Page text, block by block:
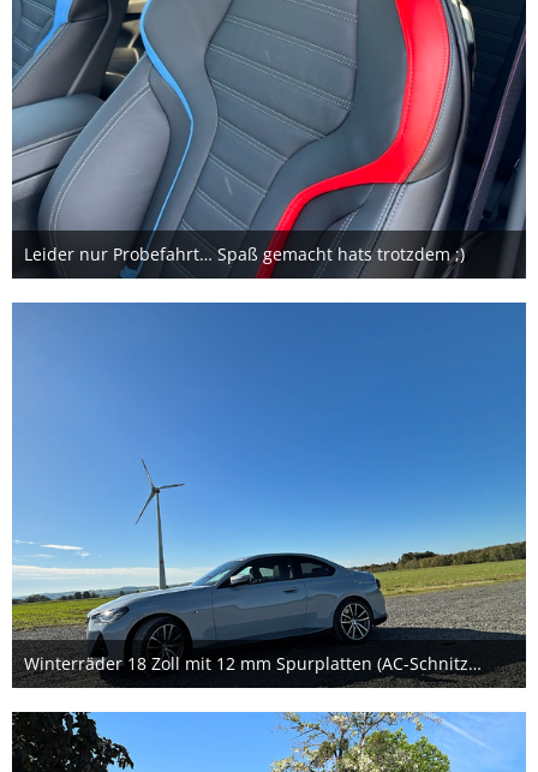
Leider nur Probefahrt… Spaß gemacht hats trotzdem ;)
12. Juni 2024
1
Winterräder 18 Zoll mit 12 mm Spurplatten (AC-Schnitzer)
17. Oktober 2023